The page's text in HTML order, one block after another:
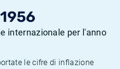
internazionale per l'anno
le cifre di inflazione